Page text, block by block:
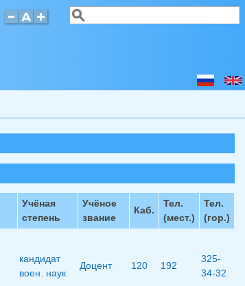
Форма поиска
Поиск
Учёная
степень
Учёное
звание
Каб.
Тел.
(мест.)
Тел.
(гор.)
кандидат
воен. наук
Доцент 120 192
325-
34-32